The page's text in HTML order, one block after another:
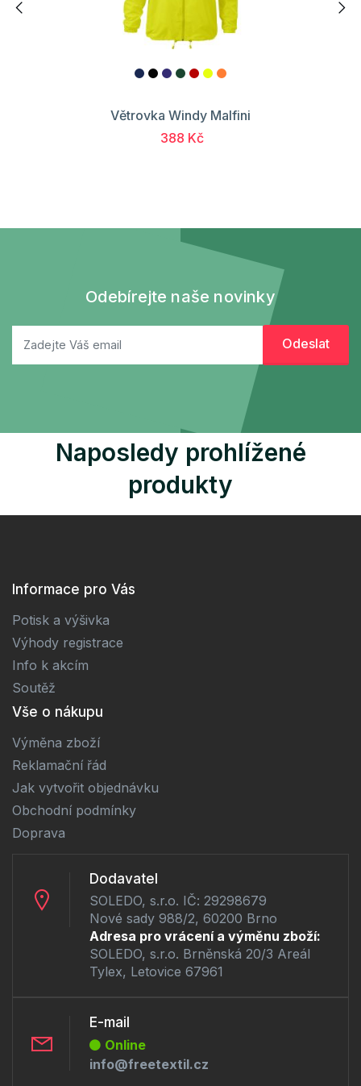
Větrovka Windy Malfini
388 Kč
Odebírejte naše novinky
Naposledy prohlížené
produkty
Informace pro Vás
Potisk a výšivka
Výhody registrace
Info k akcím
Soutěž
Vše o nákupu
Výměna zboží
Reklamační řád
Jak vytvořit objednávku
Obchodní podmínky
Doprava
Dodavatel
SOLEDO, s.r.o. IČ: 29298679
Nové sady 988/2, 60200 Brno
Adresa pro vrácení a výměnu zboží:
SOLEDO, s.r.o. Brněnská 20/3 Areál
Tylex, Letovice 67961
E-mail
Online
info@freetextil.cz